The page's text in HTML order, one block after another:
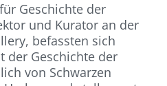
Geschichte der
und Kurator an der
befassten sich
der Geschichte der
von Schwarzen